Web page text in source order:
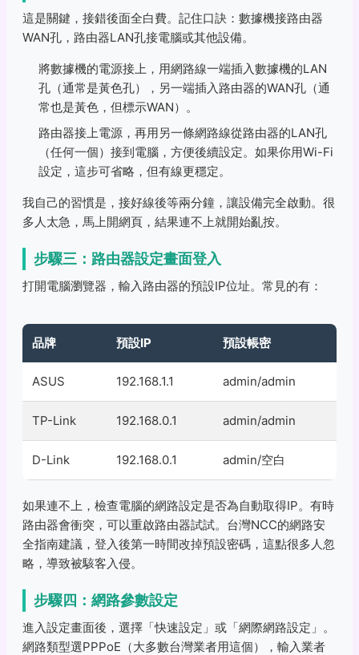
這是關鍵，接錯後面全白費。記住口訣：數據機接路由器
WAN孔，路由器LAN孔接電腦或其他設備。
將數據機的電源接上，用網路線一端插入數據機的LAN
孔（通常是黃色孔），另一端插入路由器的WAN孔（通
常也是黃色，但標示WAN）。
路由器接上電源，再用另一條網路線從路由器的LAN孔
（任何一個）接到電腦，方便後續設定。如果你用Wi-Fi
設定，這步可省略，但有線更穩定。
我自己的習慣是，接好線後等兩分鐘，讓設備完全啟動。很
多人太急，馬上開網頁，結果連不上就開始亂按。
步驟三：路由器設定畫面登入
打開電腦瀏覽器，輸入路由器的預設IP位址。常見的有：
品牌 預設IP 預設帳密
ASUS 192.168.1.1 admin/admin
TP-Link 192.168.0.1 admin/admin
D-Link 192.168.0.1 admin/空白
如果連不上，檢查電腦的網路設定是否為自動取得IP。有時
路由器會衝突，可以重啟路由器試試。台灣NCC的網路安
全指南建議，登入後第一時間改掉預設密碼，這點很多人忽
略，導致被駭客入侵。
步驟四：網路參數設定
進入設定畫面後，選擇「快速設定」或「網際網路設定」。
網路類型選PPPoE（大多數台灣業者用這個），輸入業者